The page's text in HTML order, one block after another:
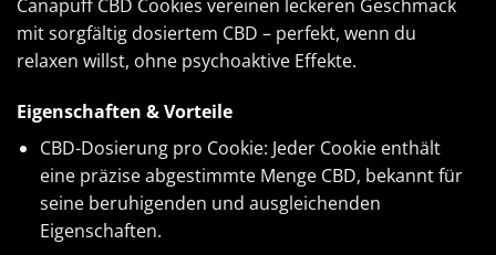
Canapuff CBD Cookies vereinen leckeren Geschmack
mit sorgfältig dosiertem CBD – perfekt, wenn du
relaxen willst, ohne psychoaktive Effekte.
Eigenschaften & Vorteile
CBD-Dosierung pro Cookie: Jeder Cookie enthält
eine präzise abgestimmte Menge CBD, bekannt für
seine beruhigenden und ausgleichenden
Eigenschaften.